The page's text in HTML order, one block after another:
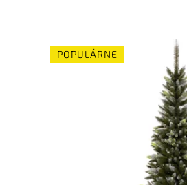
POPULÁRNE